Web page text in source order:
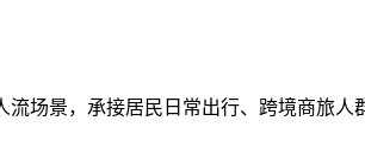
场景，承接居民日常出行、跨境商旅